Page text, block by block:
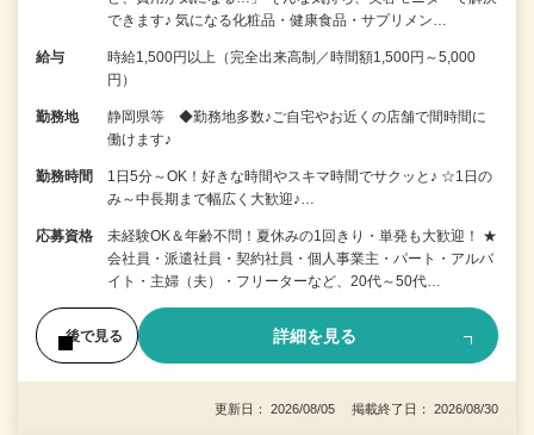
できます♪ 気になる化粧品・健康食品・サプリメン…
給与
時給1,500円以上（完全出来高制／時間額1,500円～5,000
円）
勤務地
静岡県等 ◆勤務地多数♪ご自宅やお近くの店舗で間時間に
働けます♪
勤務時間
1日5分～OK！好きな時間やスキマ時間でサクッと♪ ☆1日の
み～中長期まで幅広く大歓迎♪…
応募資格
未経験OK＆年齢不問！夏休みの1回きり・単発も大歓迎！ ★
会社員・派遣社員・契約社員・個人事業主・パート・アルバ
イト・主婦（夫）・フリーターなど、20代～50代…
後で見る 詳細を見る
更新日： 2026/08/05 掲載終了日： 2026/08/30